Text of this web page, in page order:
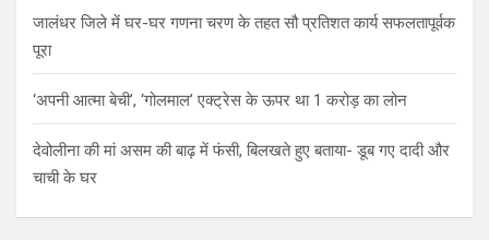
जालंधर जिले में घर-घर गणना चरण के तहत सौ प्रतिशत कार्य सफलतापूर्वक
पूरा
‘अपनी आत्मा बेची’, ‘गोलमाल’ एक्ट्रेस के ऊपर था 1 करोड़ का लोन
देवोलीना की मां असम की बाढ़ में फंसी, बिलखते हुए बताया- डूब गए दादी और
चाची के घर